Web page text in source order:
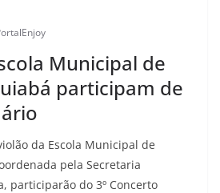
Municipal de
participam de
da Escola Municipal de
pela Secretaria
participarão do 3º Concerto